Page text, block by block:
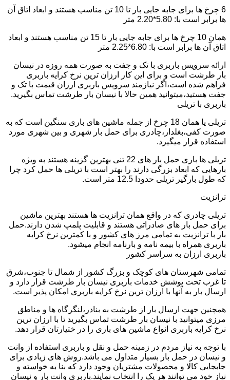
6 چرخ ها برای جابه جایی بار تا 10 تن مناسب هستند و ابعاد اتاق آن
ها برابر است با: 5.80*2.20 متر
همان 10 چرخ ها برای جابه جایی بار تا 15 تن مناسب هستند و ابعاد
اتاق آن ها برابر است با: 6.80*2.25 متر
ارائه سرویس باربری با تک و جفت به صورت همه روزه در نیسان
بار طرشت است و برای این کار ارزان ترین نرخ کرایه باربری
فراهم شده است،اگر نیازمند سرویس باربری ارزان قیمت با تک و
جفت هستید،میتوانید همین حالا با نیسان بار طرشت تماس بگیرید.
باربری با تریلی
تریلی یا همان 18 چرخ از جمله ماشین های باری سنگین است که به
صورت کفی،بغلدار،چادری برای حمل بار شهری و بین شهری مورد
استفاده قرار میگیرد.
تریلی ها باری حمل بار های 22 تنی بهترین گزینه هستند به ویژه
بارهایی که ابعاد بزرگی دارند را بهتر است با تریلی ها حمل کرد چرا
که طول بارگیر تریلی حدودا 12.5 متر است.
ترانزیت
تریلی چادری که در واقع همان ترانزیت ها هستند بهترین ماشین
برای حمل بار های صادراتی هستند و قابلیت پلمپ شدن دارند.حمل
بار با ترانزیت به تمامی مرز های کشور و با کمترین نرخ کرایه
باربری همراه با بیمه نامه و بارنامه انجام میشود.
باربری ارزان به سراسر کشور
تمامی شهرستان های کوچک و بزرگ کشور از شمال تا جنوب،شرق
تا غرب تحت پوشش خدمات باربری نیسان بار طرشت قرار دارد و
ارسال بار به آنها با ارزان ترین نرخ کرایه باربری امکان پذیر است.
همچنین جهت ارسال بار از طرشت به بنادر،لنگرگاه ها و مناطق
مرزی میتوانید با نیسان بار طرشت تماس بگیرید تا با ارزان ترین
نرخ کرایه باربری انواع ماشین های باری را در ختیارتان قرار دهد.
با توجه به نیاز مردم در زمینه حمل و نقل و باربری استفاده از وانت
و نیسان در حمل بار بسیار متداول می باشد.روش های زیادی برای
جابجایی کالا و محصولات مشتریان وجود دارد که بنا به خواسته و
نیاز خود می توانند هر یک را انتخاب نمایند.باربری وانت بار و نیسان